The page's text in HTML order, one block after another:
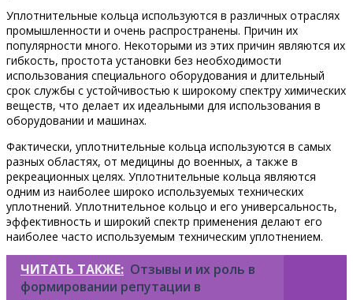
Уплотнительные кольца используются в различных отраслях
промышленности и очень распространены. Причин их
популярности много. Некоторыми из этих причин являются их
гибкость, простота установки без необходимости
использования специального оборудования и длительный
срок службы с устойчивостью к широкому спектру химических
веществ, что делает их идеальными для использования в
оборудовании и машинах.
Фактически, уплотнительные кольца используются в самых
разных областях, от медицины до военных, а также в
рекреационных целях. Уплотнительные кольца являются
одним из наиболее широко используемых технических
уплотнений. Уплотнительное кольцо и его универсальность,
эффективность и широкий спектр применения делают его
наиболее часто используемым техническим уплотнением.
ЧИТАТЬ ТАКЖЕ: Отзывы и их роль в
формировании репутации в